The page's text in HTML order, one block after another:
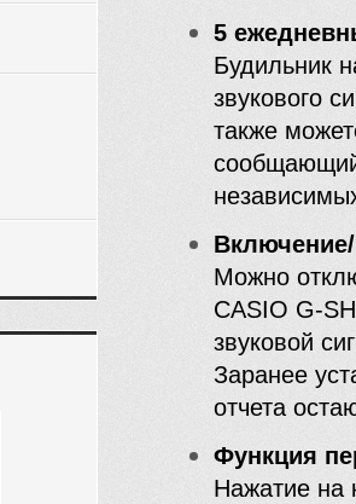
5
Будильник
звукового
также
Можно
CASIO G-
звуковой
Заранее
отчета
Функция
Нажатие на